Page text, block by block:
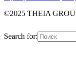
©2025 THEIA
Search for: